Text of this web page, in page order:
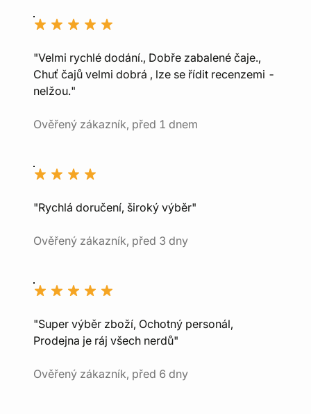
"Velmi rychlé dodání., Dobře zabalené čaje.,
Chuť čajů velmi dobrá , lze se řídit recenzemi -
nelžou."
Ověřený zákazník, před 1 dnem
"Rychlá doručení, široký výběr"
Ověřený zákazník, před 3 dny
"Super výběr zboží, Ochotný personál,
Prodejna je ráj všech nerdů"
Ověřený zákazník, před 6 dny